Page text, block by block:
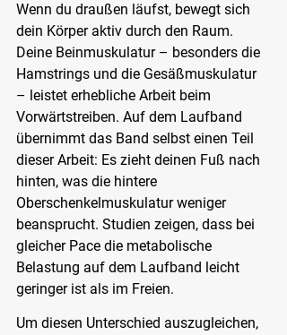
Wenn du draußen läufst, bewegt sich
dein Körper aktiv durch den Raum.
Deine Beinmuskulatur – besonders die
Hamstrings und die Gesäßmuskulatur
– leistet erhebliche Arbeit beim
Vorwärtstreiben. Auf dem Laufband
übernimmt das Band selbst einen Teil
dieser Arbeit: Es zieht deinen Fuß nach
hinten, was die hintere
Oberschenkelmuskulatur weniger
beansprucht. Studien zeigen, dass bei
gleicher Pace die metabolische
Belastung auf dem Laufband leicht
geringer ist als im Freien.
Um diesen Unterschied auszugleichen,